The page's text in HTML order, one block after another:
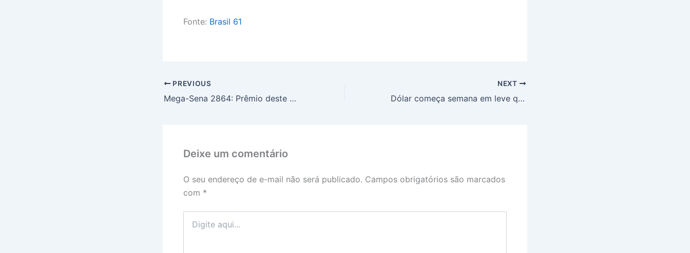
Fonte: Brasil 61
PREVIOUS
Mega-Sena 2864: Prêmio deste sábado (17) acumula e sorteio chega a R$ 100 milhões
NEXT
Dólar começa semana em leve queda, cotado a R$ 5,67
Deixe um comentário
O seu endereço de e-mail não será publicado. Campos obrigatórios são marcados
com *
aqui...